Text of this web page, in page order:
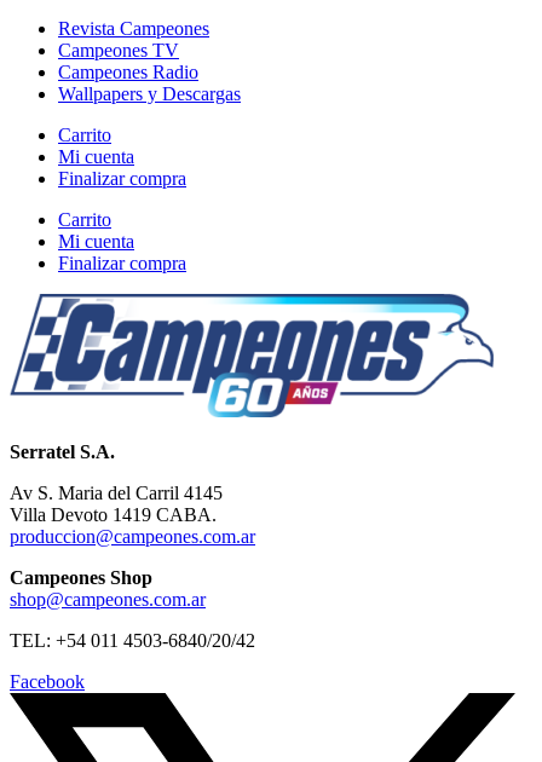
Revista Campeones
Campeones TV
Campeones Radio
Wallpapers y Descargas
Carrito
Mi cuenta
Finalizar compra
Carrito
Mi cuenta
Finalizar compra
Serratel S.A.
Av S. Maria del Carril 4145
Villa Devoto 1419 CABA.
produccion@campeones.com.ar
Campeones Shop
shop@campeones.com.ar
TEL: +54 011 4503-6840/20/42
Facebook